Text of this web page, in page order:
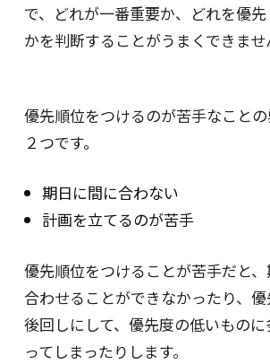
で、どれが一番重要か、どれを優
かを判断することがうまくできませ
優先順位をつけるのが苦手なこと
２つです。
期日に間に合わない
計画を立てるのが苦手
優先順位をつけることが苦手だと
合わせることができなかったり、
後回しにして、優先度の低いもの
ってしまったりします。